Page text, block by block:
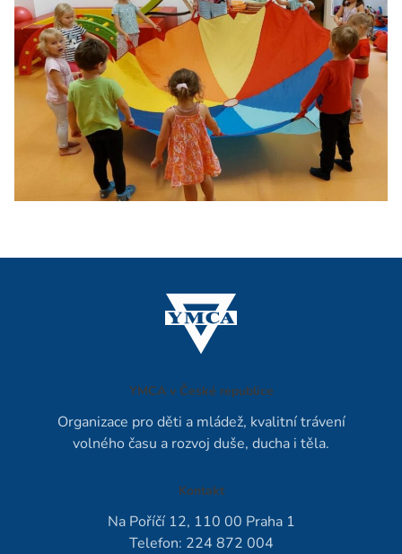
YMCA v České republice
Organizace pro děti a mládež, kvalitní trávení
volného času a rozvoj duše, ducha i těla.
Kontakt
Na Poříčí 12, 110 00 Praha 1
Telefon: 224 872 004